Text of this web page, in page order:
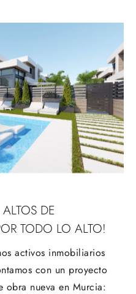
DE
TODO LO ALTO!
activos inmobiliarios
con un proyecto
obra nueva en Murcia: